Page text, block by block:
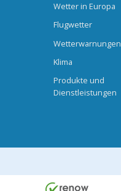
Wetter in Europa
Flugwetter
Wetterwarnungen
Klima
Produkte und
Dienstleistungen